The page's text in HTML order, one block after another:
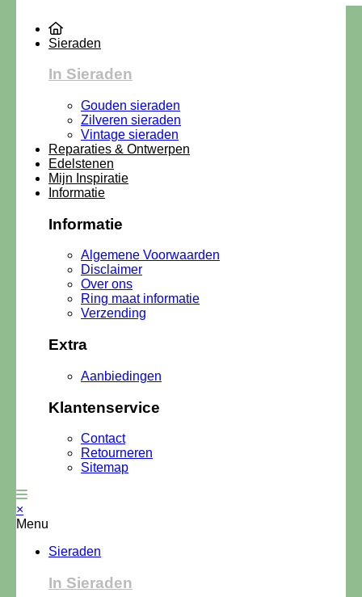
Sieraden
In Sieraden
Gouden sieraden
Zilveren sieraden
Vintage sieraden
Reparaties & Ontwerpen
Edelstenen
Mijn Inspiratie
Informatie
Informatie
Algemene Voorwaarden
Disclaimer
Over ons
Ring maat informatie
Verzending
Extra
Aanbiedingen
Klantenservice
Contact
Retourneren
Sitemap
×
Menu
Sieraden
In Sieraden